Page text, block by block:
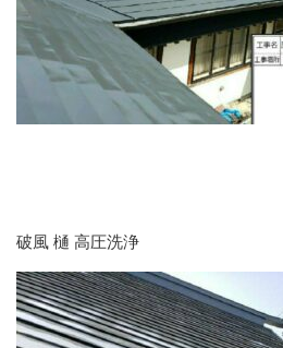
破風 樋 高圧洗浄